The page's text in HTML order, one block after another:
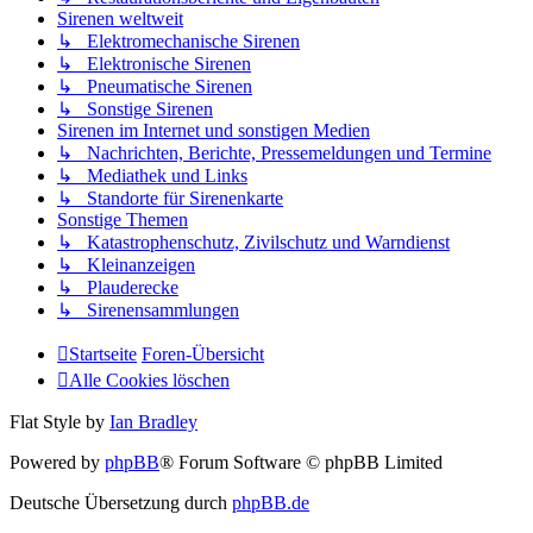
Sirenen weltweit
↳ Elektromechanische Sirenen
↳ Elektronische Sirenen
↳ Pneumatische Sirenen
↳ Sonstige Sirenen
Sirenen im Internet und sonstigen Medien
↳ Nachrichten, Berichte, Pressemeldungen und Termine
↳ Mediathek und Links
↳ Standorte für Sirenenkarte
Sonstige Themen
↳ Katastrophenschutz, Zivilschutz und Warndienst
↳ Kleinanzeigen
↳ Plauderecke
↳ Sirenensammlungen
Startseite Foren-Übersicht
Alle Cookies löschen
Flat Style by Ian Bradley
Powered by phpBB® Forum Software © phpBB Limited
Deutsche Übersetzung durch phpBB.de